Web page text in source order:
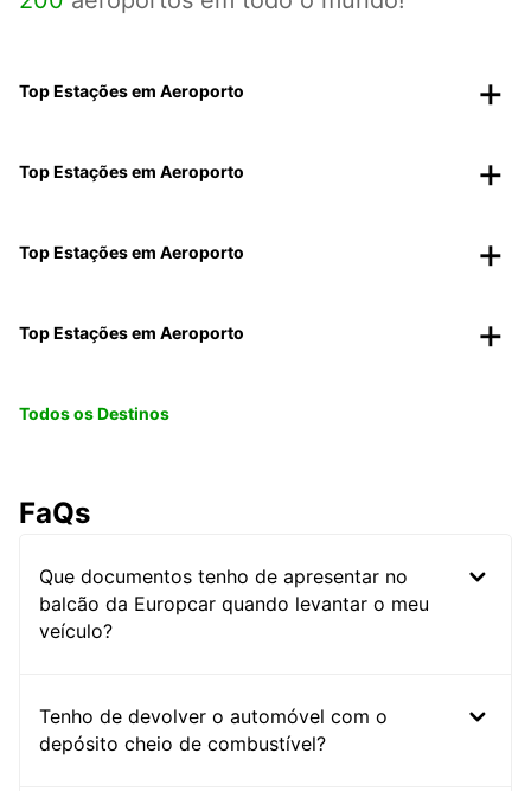
Top Estações em Aeroporto
Top Estações em Aeroporto
Top Estações em Aeroporto
Top Estações em Aeroporto
Todos os Destinos
FaQs
Que documentos tenho de apresentar no
balcão da Europcar quando levantar o meu
veículo?
Tenho de devolver o automóvel com o
depósito cheio de combustível?